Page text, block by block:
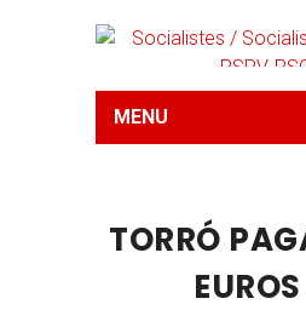
MENU
TORRÓ